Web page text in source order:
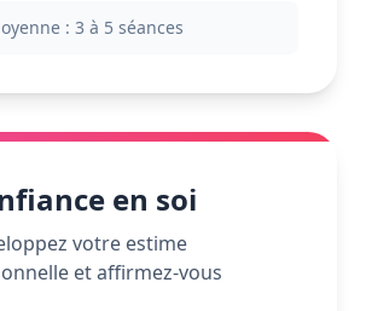
: 3 à 5 séances
en soi
votre estime
et affirmez-vous